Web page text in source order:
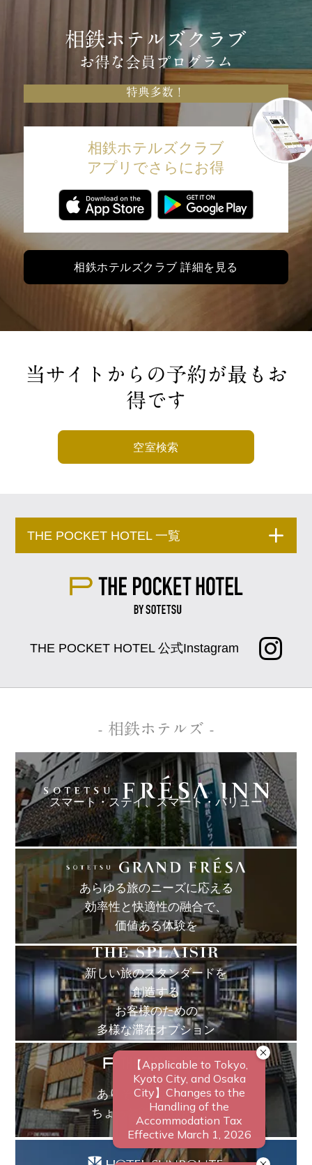
相鉄ホテルズクラブ
お得な会員プログラム
特典多数！
相鉄ホテルズクラブ
アプリでさらにお得
相鉄ホテルズクラブ 詳細を見る
当サイトからの予約が最もお
得です
空室検索
THE POCKET HOTEL 一覧
THE POCKET HOTEL 公式Instagram
- 相鉄ホテルズ -
スマート・ステイ、スマート・バリュー
あらゆる旅のニーズに応える
効率性と快適性の融合で、
価値ある体験を
新しい旅のスタンダードを
創造する
お客様のための
多様な滞在オプション
ありそうでなかった、
ちょっと新しいカタチ。